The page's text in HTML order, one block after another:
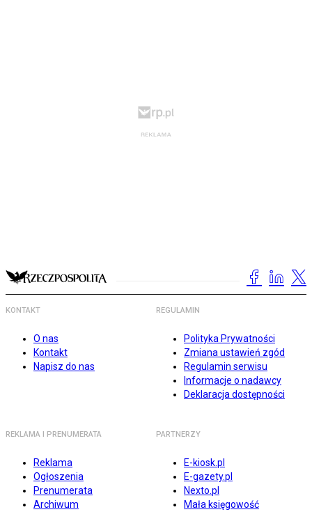
KONTAKT
O nas
Kontakt
Napisz do nas
REGULAMIN
Polityka Prywatności
Zmiana ustawień zgód
Regulamin serwisu
Informacje o nadawcy
Deklaracja dostępności
REKLAMA I PRENUMERATA
Reklama
Ogłoszenia
Prenumerata
Archiwum
PARTNERZY
E-kiosk.pl
E-gazety.pl
Nexto.pl
Mała księgowość